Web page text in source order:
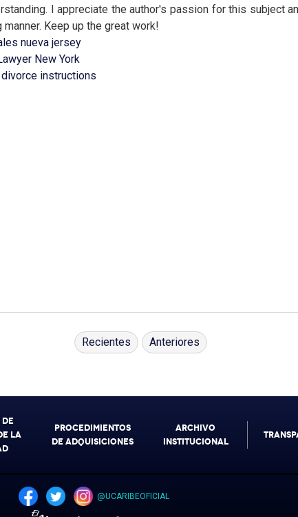
I appreciate the author's passion for this subject
manner. Keep up the great work!
nueva jersey
New York
instructions
Recientes Anteriores
DE
LA
PROCEDIMIENTOS
DE ADQUISICIONES
ARCHIVO
INSTITUCIONAL
@UCARIBEOFICIAL